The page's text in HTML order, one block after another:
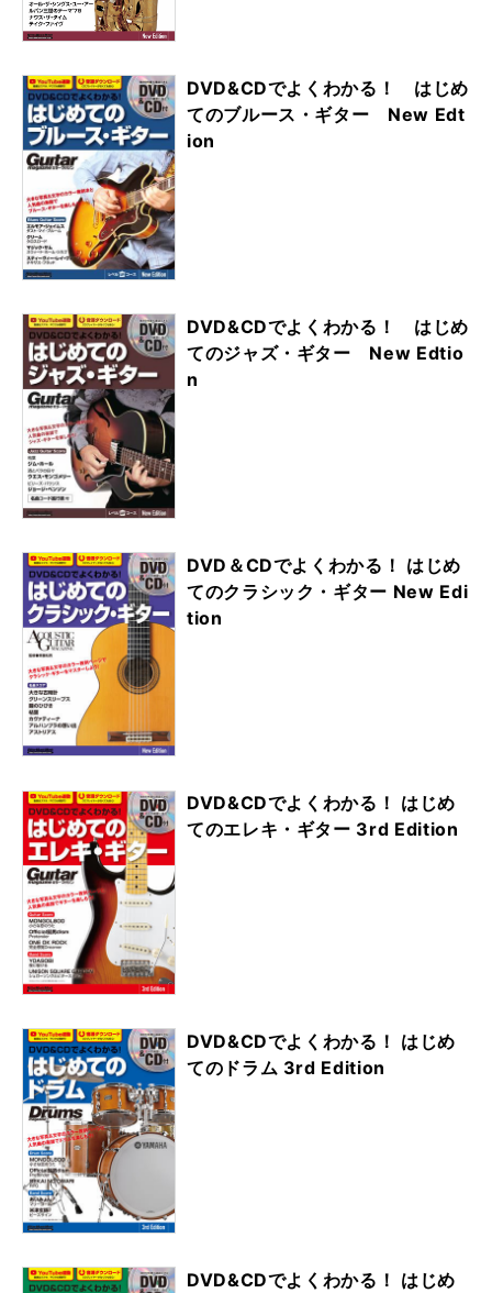
DVD&CDでよくわかる！ はじめ
てのブルース・ギター New Edt
ion
DVD&CDでよくわかる！ はじめ
てのジャズ・ギター New Edtio
n
DVD＆CDでよくわかる！ はじめ
てのクラシック・ギター New Edi
tion
DVD&CDでよくわかる！ はじめ
てのエレキ・ギター 3rd Edition
DVD&CDでよくわかる！ はじめ
てのドラム 3rd Edition
DVD&CDでよくわかる！ はじめ